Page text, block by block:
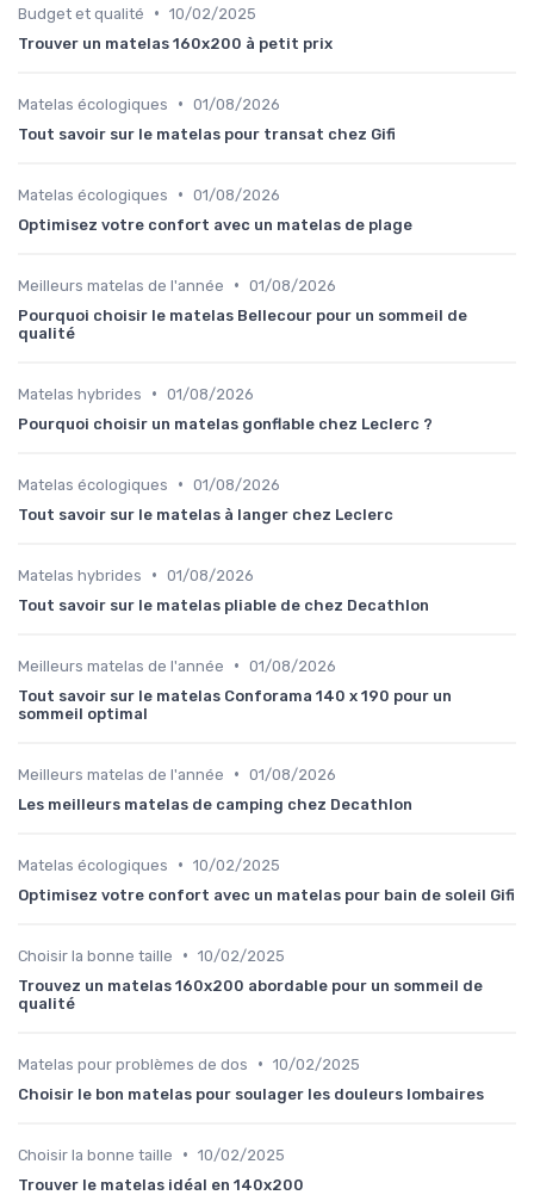
Budget et qualité • 10/02/2025
Trouver un matelas 160x200 à petit prix
Matelas écologiques • 01/08/2026
Tout savoir sur le matelas pour transat chez Gifi
Matelas écologiques • 01/08/2026
Optimisez votre confort avec un matelas de plage
Meilleurs matelas de l'année • 01/08/2026
Pourquoi choisir le matelas Bellecour pour un sommeil de
qualité
Matelas hybrides • 01/08/2026
Pourquoi choisir un matelas gonflable chez Leclerc ?
Matelas écologiques • 01/08/2026
Tout savoir sur le matelas à langer chez Leclerc
Matelas hybrides • 01/08/2026
Tout savoir sur le matelas pliable de chez Decathlon
Meilleurs matelas de l'année • 01/08/2026
Tout savoir sur le matelas Conforama 140 x 190 pour un
sommeil optimal
Meilleurs matelas de l'année • 01/08/2026
Les meilleurs matelas de camping chez Decathlon
Matelas écologiques • 10/02/2025
Optimisez votre confort avec un matelas pour bain de soleil Gifi
Choisir la bonne taille • 10/02/2025
Trouvez un matelas 160x200 abordable pour un sommeil de
qualité
Matelas pour problèmes de dos • 10/02/2025
Choisir le bon matelas pour soulager les douleurs lombaires
Choisir la bonne taille • 10/02/2025
Trouver le matelas idéal en 140x200